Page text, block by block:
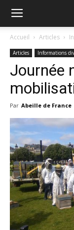
Accueil Articles
Articles Informations
Journée
Par Abeille de France